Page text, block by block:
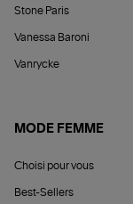
Stone Paris
Vanessa Baroni
Vanrycke
MODE FEMME
Choisi pour vous
Best-Sellers